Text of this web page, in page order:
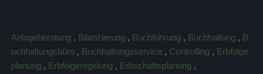
Anlageberatung , Bilanzierung , Buchführung , Buchhaltung , B
uchhaltungsbüro , Buchhaltungsservice , Controlling , Erbfolge
planung , Erbfolgeregelung , Erbschaftsplanung ,